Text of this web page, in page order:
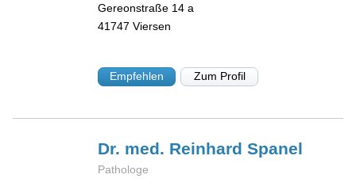
Gereonstraße 14 a
41747 Viersen
Empfehlen Zum Profil
Dr. med. ReinhardSpanel
Pathologe